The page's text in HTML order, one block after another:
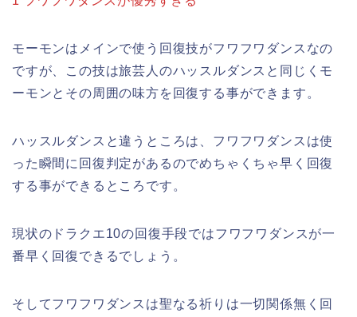
モーモンはメインで使う回復技がフワフワダンスなの
ですが、この技は旅芸人のハッスルダンスと同じくモ
ーモンとその周囲の味方を回復する事ができます。
ハッスルダンスと違うところは、フワフワダンスは使
った瞬間に回復判定があるのでめちゃくちゃ早く回復
する事ができるところです。
現状のドラクエ10の回復手段ではフワフワダンスが一
番早く回復できるでしょう。
そしてフワフワダンスは聖なる祈りは一切関係無く回